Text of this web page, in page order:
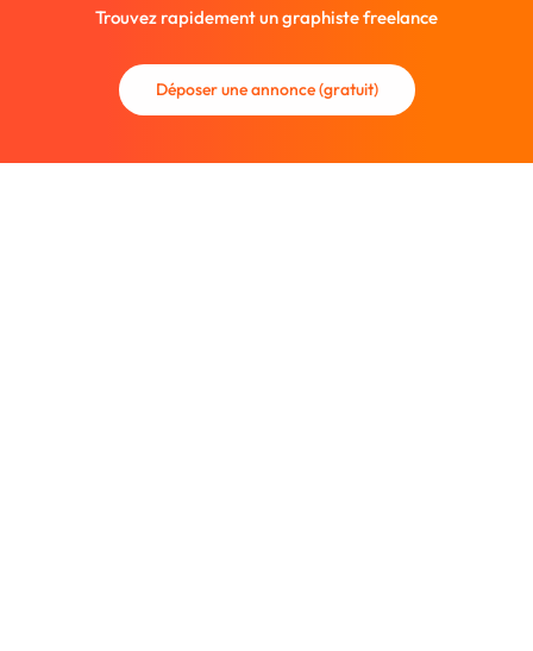
Trouvez rapidement un graphiste freelance
Déposer une annonce (gratuit)